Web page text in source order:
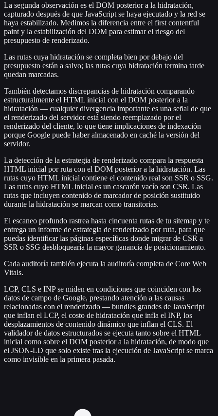
La segunda observación es el DOM posterior a la hidratación,
capturado después de que JavaScript se haya ejecutado y la red se
haya estabilizado. Medimos la diferencia entre el first contentful
paint y la estabilización del DOM para estimar el riesgo del
presupuesto de renderizado.
Las rutas cuya hidratación se completa bien por debajo del
presupuesto están a salvo; las rutas cuya hidratación termina tarde
quedan marcadas.
También detectamos discrepancias de hidratación comparando
estructuralmente el HTML inicial con el DOM posterior a la
hidratación — cualquier divergencia importante es una señal de que
el renderizado del servidor está siendo reemplazado por el
renderizado del cliente, lo que tiene implicaciones de indexación
porque Google puede haber almacenado en caché la versión del
servidor.
La detección de la estrategia de renderizado compara la respuesta
HTML inicial por ruta con el DOM posterior a la hidratación. Las
rutas cuyo HTML inicial contiene el contenido real son SSR o SSG.
Las rutas cuyo HTML inicial es un cascarón vacío son CSR. Las
rutas que incluyen contenido de marcador de posición sustituido
durante la hidratación se marcan como transitorias.
El escaneo profundo rastrea hasta cincuenta rutas de tu sitemap y te
entrega un informe de estrategia de renderizado por ruta, para que
puedas identificar las páginas específicas donde migrar de CSR a
SSR o SSG desbloquearía la mayor ganancia de posicionamiento.
Cada auditoría también ejecuta la auditoría completa de Core Web
Vitals.
LCP, CLS e INP se miden en condiciones que coinciden con los
datos de campo de Google, prestando atención a las causas
relacionadas con el renderizado — bundles grandes de JavaScript
que inflan el LCP, el costo de hidratación que infla el INP, los
desplazamientos de contenido dinámico que inflan el CLS. El
validador de datos estructurados se ejecuta tanto sobre el HTML
inicial como sobre el DOM posterior a la hidratación, de modo que
el JSON-LD que solo existe tras la ejecución de JavaScript se marca
como invisible en la primera pasada.